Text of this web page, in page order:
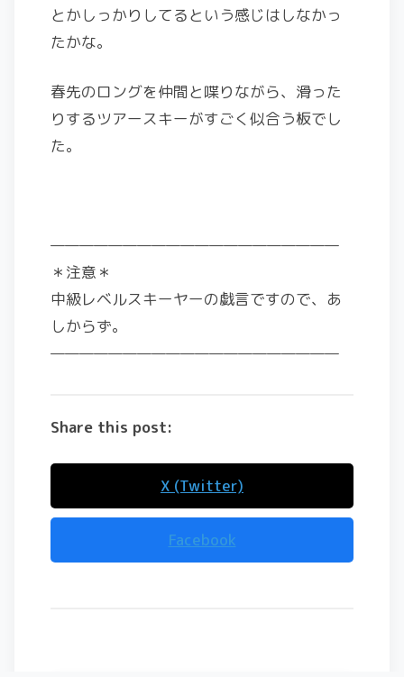
とかしっかりしてるという感じはしなかっ
たかな。
春先のロングを仲間と喋りながら、滑った
りするツアースキーがすごく似合う板でし
た。
————————————————————
＊注意＊
中級レベルスキーヤーの戯言ですので、あ
しからず。
————————————————————
Share this post:
X (Twitter)
Facebook